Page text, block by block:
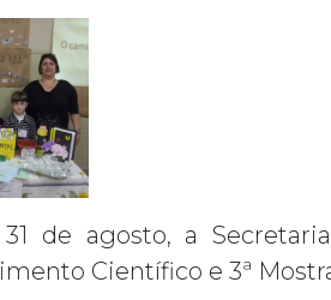
de agosto, a
Científico e 3ª